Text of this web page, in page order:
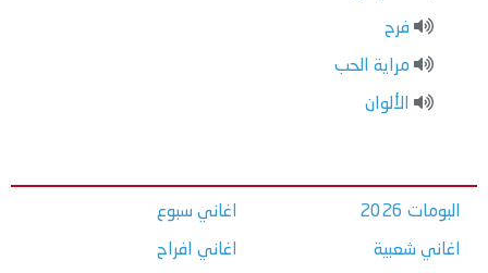
فرح
مراية الحب
الألوان
البومات 2026
اغاني شعبية
اغاني سبوع
اغاني افراح